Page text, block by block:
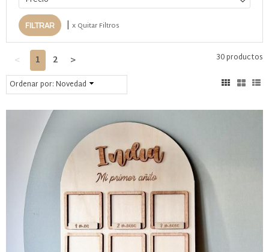
| x Quitar Filtros
< 1 2 > 30 productos
Ordenar por:Novedad